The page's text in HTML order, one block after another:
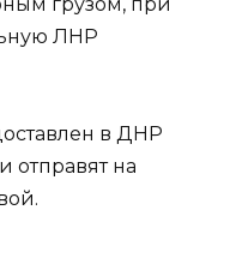
ЛНР
в ДНР
отправят на